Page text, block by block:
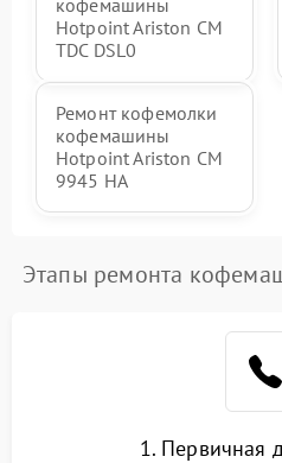
кофемашины
Hotpoint Ariston CM
TDC DSL0
Ремонт кофемолки
кофемашины
Hotpoint Ariston CM
9945 HA
Этапы ремонта
1. Первичная